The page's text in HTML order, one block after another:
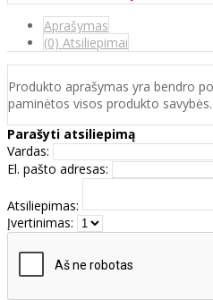
Aprašymas
(0) Atsiliepimai
Produkto aprašymas yra bendro
paminėtos visos produkto savybės.
Parašyti atsiliepimą
Vardas:
El. pašto adresas:
Atsiliepimas:
Įvertinimas: